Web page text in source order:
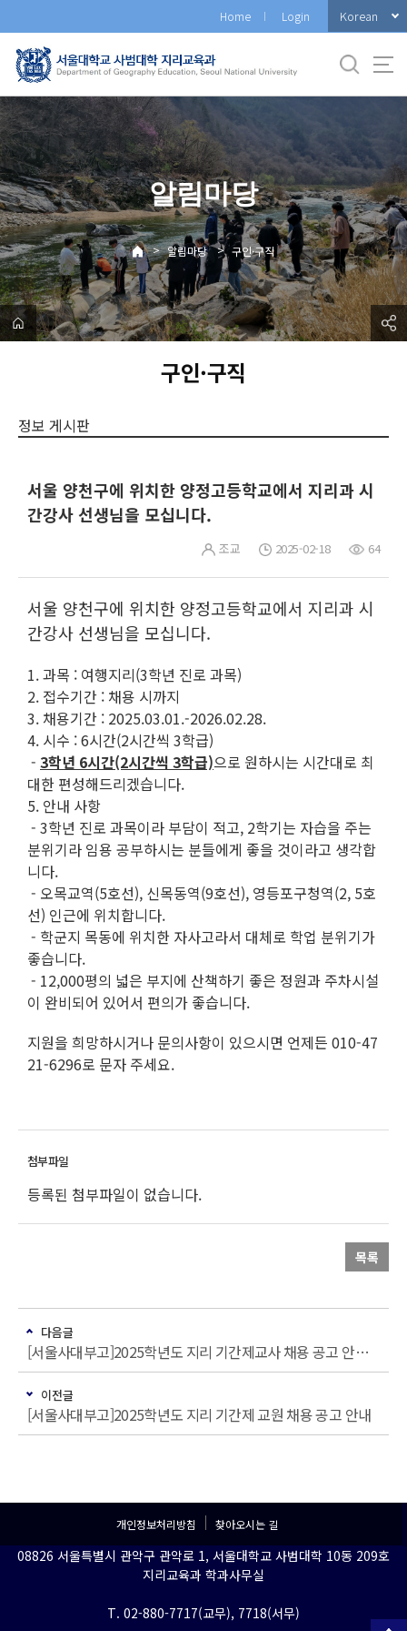
로
메
뉴
Home Login Korean
알림마당
> 알림마당 > 구인·구직
구인·구직
정보 게시판
서울 양천구에 위치한 양정고등학교에서 지리과 시
간강사 선생님을 모십니다.
조교 2025-02-18 64
서울 양천구에 위치한 양정고등학교에서 지리과 시
간강사 선생님을 모십니다.
1. 과목 : 여행지리(3학년 진로 과목)
2. 접수기간 : 채용 시까지
3. 채용기간 : 2025.03.01.-2026.02.28.
4. 시수 : 6시간(2시간씩 3학급)
- 3학년 6시간(2시간씩 3학급)으로 원하시는 시간대로 최
대한 편성해드리겠습니다.
5. 안내 사항
- 3학년 진로 과목이라 부담이 적고, 2학기는 자습을 주는
분위기라 임용 공부하시는 분들에게 좋을 것이라고 생각합
니다.
- 오목교역(5호선), 신목동역(9호선), 영등포구청역(2, 5호
선) 인근에 위치합니다.
- 학군지 목동에 위치한 자사고라서 대체로 학업 분위기가
좋습니다.
- 12,000평의 넓은 부지에 산책하기 좋은 정원과 주차시설
이 완비되어 있어서 편의가 좋습니다.
지원을 희망하시거나 문의사항이 있으시면 언제든 010-47
21-6296로 문자 주세요.
등록된 첨부파일이 없습니다.
목록
다음글
[서울사대부고]2025학년도 지리 기간제교사 채용 공고 안내(2차)
이전글
[서울사대부고]2025학년도 지리 기간제 교원 채용 공고 안내
개인정보처리방침 찾아오시는 길
08826 서울특별시 관악구 관악로 1, 서울대학교 사범대학 10동 209호
지리교육과 학과사무실
T. 02-880-7717(교무), 7718(서무)